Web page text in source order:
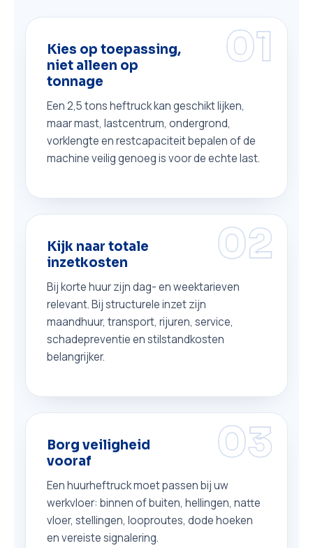
01
Kies op toepassing,
niet alleen op
tonnage
Een 2,5 tons heftruck kan geschikt lijken,
maar mast, lastcentrum, ondergrond,
vorklengte en restcapaciteit bepalen of de
machine veilig genoeg is voor de echte last.
02
Kijk naar totale
inzetkosten
Bij korte huur zijn dag- en weektarieven
relevant. Bij structurele inzet zijn
maandhuur, transport, rijuren, service,
schadepreventie en stilstandkosten
belangrijker.
03
Borg veiligheid
vooraf
Een huurheftruck moet passen bij uw
werkvloer: binnen of buiten, hellingen, natte
vloer, stellingen, looproutes, dode hoeken
en vereiste signalering.